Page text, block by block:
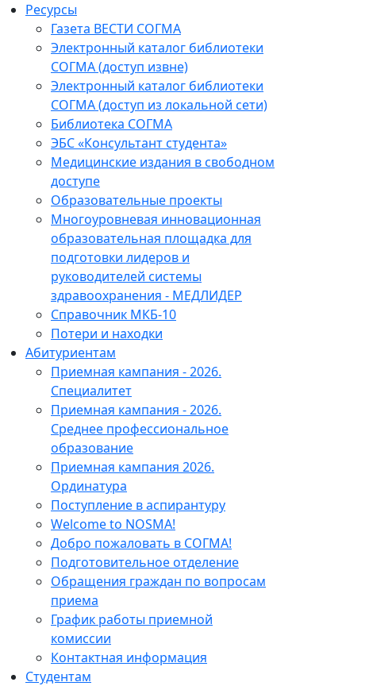
Ресурсы
Газета ВЕСТИ СОГМА
Электронный каталог библиотеки
СОГМА (доступ извне)
Электронный каталог библиотеки
СОГМА (доступ из локальной сети)
Библиотека СОГМА
ЭБС «Консультант студента»
Медицинские издания в свободном
доступе
Образовательные проекты
Многоуровневая инновационная
образовательная площадка для
подготовки лидеров и
руководителей системы
здравоохранения - МЕДЛИДЕР
Справочник МКБ-10
Потери и находки
Абитуриентам
Приемная кампания - 2026.
Специалитет
Приемная кампания - 2026.
Среднее профессиональное
образование
Приемная кампания 2026.
Ординатура
Поступление в аспирантуру
Welcome to NOSMA!
Добро пожаловать в СОГМА!
Подготовительное отделение
Обращения граждан по вопросам
приема
График работы приемной
комиссии
Контактная информация
Студентам